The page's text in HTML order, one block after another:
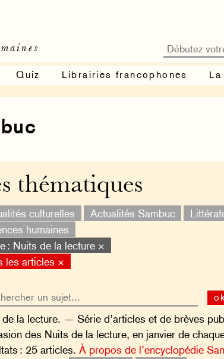
Quiz Librairies francophones
thématiques
culturelles Actualités Sambuc
humaines
: Nuits de la lecture ×
les articles ×
de la lecture. — Série d’articles et de brèves
des Nuits de la lecture, en janvier de
: 25 articles. À propos de l’encyclopédie